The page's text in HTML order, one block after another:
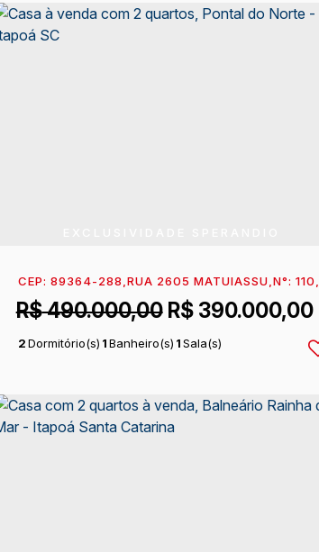
NORTE ,ITAPOÁ,SANTA CATARINA,BRASIL
R$490.000,00 R$390.000,00
CEP: 89364-288 RUA 2605 MATUIASSU N°: 110
2Dormitório(s) 1Banheiro(s) 1Sala(s)